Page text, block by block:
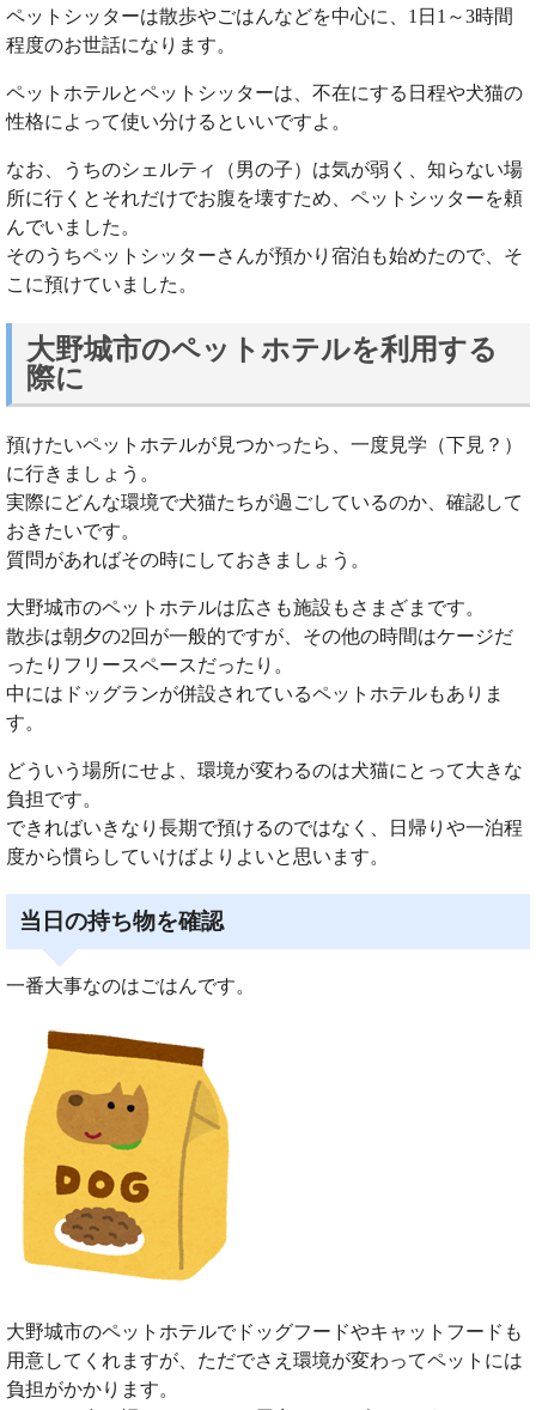
ペットシッターは散歩やごはんなどを中心に、1日1～3時間
程度のお世話になります。
ペットホテルとペットシッターは、不在にする日程や犬猫の
性格によって使い分けるといいですよ。
なお、うちのシェルティ（男の子）は気が弱く、知らない場
所に行くとそれだけでお腹を壊すため、ペットシッターを頼
んでいました。
そのうちペットシッターさんが預かり宿泊も始めたので、そ
こに預けていました。
大野城市のペットホテルを利用する
際に
預けたいペットホテルが見つかったら、一度見学（下見？）
に行きましょう。
実際にどんな環境で犬猫たちが過ごしているのか、確認して
おきたいです。
質問があればその時にしておきましょう。
大野城市のペットホテルは広さも施設もさまざまです。
散歩は朝夕の2回が一般的ですが、その他の時間はケージだ
ったりフリースペースだったり。
中にはドッグランが併設されているペットホテルもありま
す。
どういう場所にせよ、環境が変わるのは犬猫にとって大きな
負担です。
できればいきなり長期で預けるのではなく、日帰りや一泊程
度から慣らしていけばよりよいと思います。
当日の持ち物を確認
一番大事なのはごはんです。
大野城市のペットホテルでドッグフードやキャットフードも
用意してくれますが、ただでさえ環境が変わってペットには
負担がかかります。